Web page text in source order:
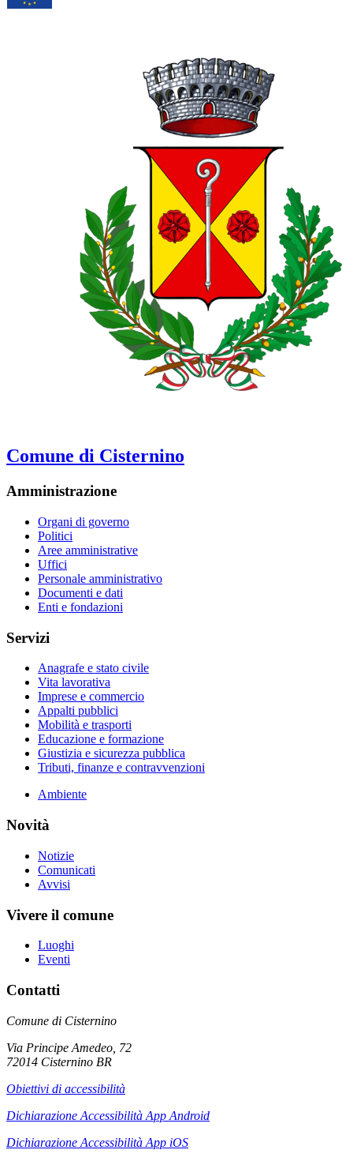
Comune di Cisternino
Amministrazione
Organi di governo
Politici
Aree amministrative
Uffici
Personale amministrativo
Documenti e dati
Enti e fondazioni
Servizi
Anagrafe e stato civile
Vita lavorativa
Imprese e commercio
Appalti pubblici
Mobilità e trasporti
Educazione e formazione
Giustizia e sicurezza pubblica
Tributi, finanze e contravvenzioni
Ambiente
Novità
Notizie
Comunicati
Avvisi
Vivere il comune
Luoghi
Eventi
Contatti
Comune di Cisternino
Via Principe Amedeo, 72
72014 Cisternino BR
Obiettivi di accessibilità
Dichiarazione Accessibilità App Android
Dichiarazione Accessibilità App iOS